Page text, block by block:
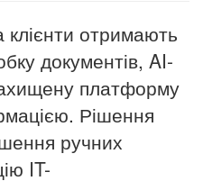
отримають
документів, AI-
платформу
Рішення
ручних
IT-